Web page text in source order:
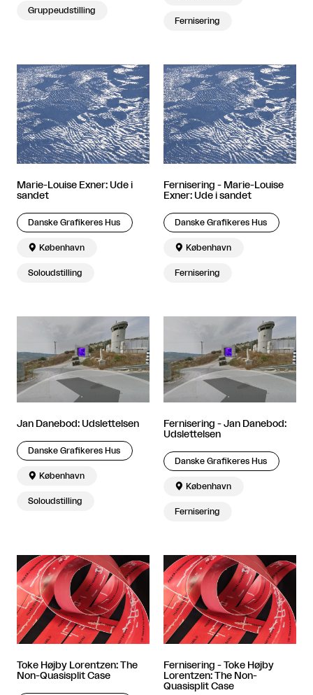
Gruppeudstilling
Fernisering
Marie-Louise Exner: Ude i
sandet
Danske Grafikeres Hus
 København
Soloudstilling
Fernisering - Marie-Louise
Exner: Ude i sandet
Danske Grafikeres Hus
 København
Fernisering
Jan Danebod: Udslettelsen
Danske Grafikeres Hus
 København
Soloudstilling
Fernisering - Jan Danebod:
Udslettelsen
Danske Grafikeres Hus
 København
Fernisering
Toke Højby Lorentzen: The
Non-Quasisplit Case
Fernisering - Toke Højby
Lorentzen: The Non-
Quasisplit Case